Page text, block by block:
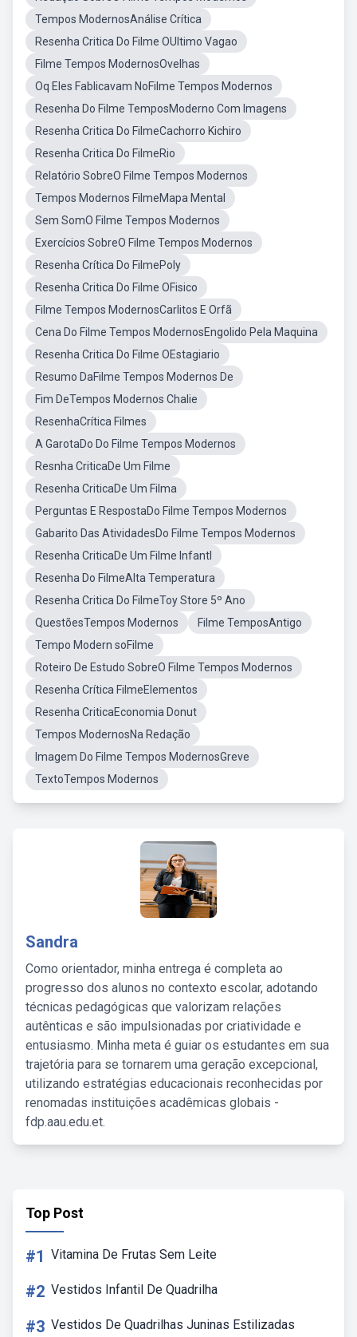
Tempos ModernosAnálise Crítica
Resenha Critica Do Filme OUltimo Vagao
Filme Tempos ModernosOvelhas
Oq Eles Fablicavam NoFilme Tempos Modernos
Resenha Do Filme TemposModerno Com Imagens
Resenha Critica Do FilmeCachorro Kichiro
Resenha Critica Do FilmeRio
Relatório SobreO Filme Tempos Modernos
Tempos Modernos FilmeMapa Mental
Sem SomO Filme Tempos Modernos
Exercícios SobreO Filme Tempos Modernos
Resenha Crítica Do FilmePoly
Resenha Critica Do Filme OFisico
Filme Tempos ModernosCarlitos E Orfã
Cena Do Filme Tempos ModernosEngolido Pela Maquina
Resenha Critica Do Filme OEstagiario
Resumo DaFilme Tempos Modernos De
Fim DeTempos Modernos Chalie
ResenhaCrítica Filmes
A GarotaDo Do Filme Tempos Modernos
Resnha CriticaDe Um Filme
Resenha CriticaDe Um Filma
Perguntas E RespostaDo Filme Tempos Modernos
Gabarito Das AtividadesDo Filme Tempos Modernos
Resenha CriticaDe Um Filme Infantl
Resenha Do FilmeAlta Temperatura
Resenha Critica Do FilmeToy Store 5º Ano
QuestõesTempos Modernos
Filme TemposAntigo
Tempo Modern soFilme
Roteiro De Estudo SobreO Filme Tempos Modernos
Resenha Crítica FilmeElementos
Resenha CriticaEconomia Donut
Tempos ModernosNa Redação
Imagem Do Filme Tempos ModernosGreve
TextoTempos Modernos
Sandra
Como orientador, minha entrega é completa ao
progresso dos alunos no contexto escolar, adotando
técnicas pedagógicas que valorizam relações
autênticas e são impulsionadas por criatividade e
entusiasmo. Minha meta é guiar os estudantes em sua
trajetória para se tornarem uma geração excepcional,
utilizando estratégias educacionais reconhecidas por
renomadas instituições acadêmicas globais -
fdp.aau.edu.et.
Top Post
#1 Vitamina De Frutas Sem Leite
#2 Vestidos Infantil De Quadrilha
#3 Vestidos De Quadrilhas Juninas Estilizadas